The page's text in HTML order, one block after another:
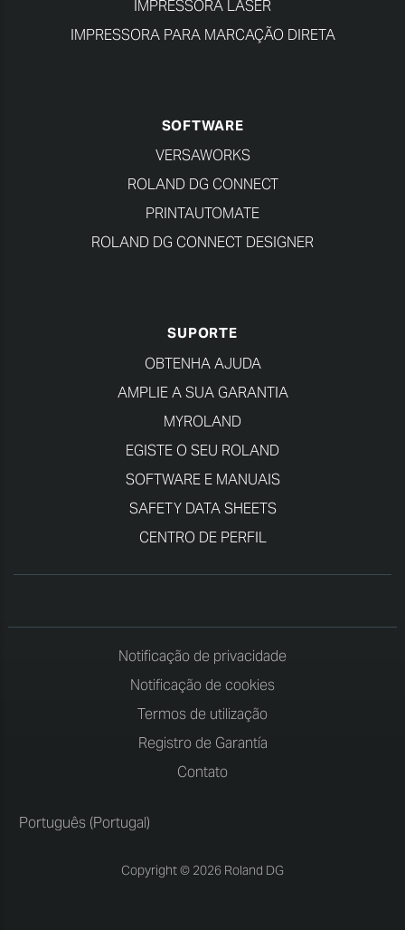
IMPRESSORA LASER
IMPRESSORA PARA MARCAÇÃO DIRETA
SOFTWARE
VERSAWORKS
ROLAND DG CONNECT
PRINTAUTOMATE
ROLAND DG CONNECT DESIGNER
SUPORTE
OBTENHA AJUDA
AMPLIE A SUA GARANTIA
MYROLAND
EGISTE O SEU ROLAND
SOFTWARE E MANUAIS
SAFETY DATA SHEETS
CENTRO DE PERFIL
Notificação de privacidade
Notificação de cookies
Termos de utilização
Registro de Garantía
Contato
Português (Portugal)
Copyright © 2026 Roland DG